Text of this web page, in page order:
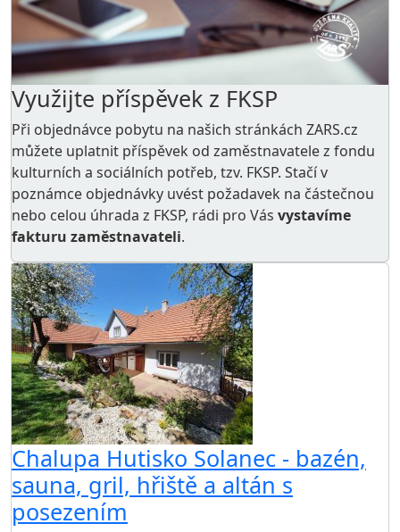
Využijte příspěvek z FKSP
Při objednávce pobytu na našich stránkách ZARS.cz
můžete uplatnit příspěvek od zaměstnavatele z fondu
kulturních a sociálních potřeb, tzv. FKSP. Stačí v
poznámce objednávky uvést požadavek na částečnou
nebo celou úhrada z FKSP, rádi pro Vás vystavíme
fakturu zaměstnavateli.
Chalupa Hutisko Solanec - bazén,
sauna, gril, hřiště a altán s
posezením